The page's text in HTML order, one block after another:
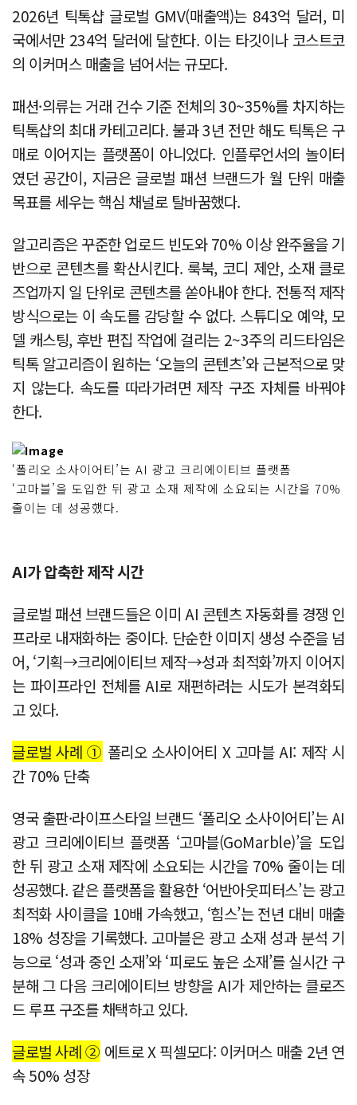
2026년 틱톡샵 글로벌 GMV(매출액)는 843억 달러, 미
국에서만 234억 달러에 달한다. 이는 타깃이나 코스트코
의 이커머스 매출을 넘어서는 규모다.
패션·의류는 거래 건수 기준 전체의 30~35%를 차지하는
틱톡샵의 최대 카테고리다. 불과 3년 전만 해도 틱톡은 구
매로 이어지는 플랫폼이 아니었다. 인플루언서의 놀이터
였던 공간이, 지금은 글로벌 패션 브랜드가 월 단위 매출
목표를 세우는 핵심 채널로 탈바꿈했다.
알고리즘은 꾸준한 업로드 빈도와 70% 이상 완주율을 기
반으로 콘텐츠를 확산시킨다. 룩북, 코디 제안, 소재 클로
즈업까지 일 단위로 콘텐츠를 쏟아내야 한다. 전통적 제작
방식으로는 이 속도를 감당할 수 없다. 스튜디오 예약, 모
델 캐스팅, 후반 편집 작업에 걸리는 2~3주의 리드타임은
틱톡 알고리즘이 원하는 ‘오늘의 콘텐츠’와 근본적으로 맞
지 않는다. 속도를 따라가려면 제작 구조 자체를 바꿔야
한다.
‘폴리오 소사이어티’는 AI 광고 크리에이티브 플랫폼
‘고마블’을 도입한 뒤 광고 소재 제작에 소요되는 시간을 70%
줄이는 데 성공했다.
AI가 압축한 제작 시간
글로벌 패션 브랜드들은 이미 AI 콘텐츠 자동화를 경쟁 인
프라로 내재화하는 중이다. 단순한 이미지 생성 수준을 넘
어, ‘기획→크리에이티브 제작→성과 최적화’까지 이어지
는 파이프라인 전체를 AI로 재편하려는 시도가 본격화되
고 있다.
글로벌 사례 ① 폴리오 소사이어티 X 고마블 AI: 제작 시
간 70% 단축
영국 출판·라이프스타일 브랜드 ‘폴리오 소사이어티’는 AI
광고 크리에이티브 플랫폼 ‘고마블(GoMarble)’을 도입
한 뒤 광고 소재 제작에 소요되는 시간을 70% 줄이는 데
성공했다. 같은 플랫폼을 활용한 ‘어반아웃피터스’는 광고
최적화 사이클을 10배 가속했고, ‘힘스’는 전년 대비 매출
18% 성장을 기록했다. 고마블은 광고 소재 성과 분석 기
능으로 ‘성과 중인 소재’와 ‘피로도 높은 소재’를 실시간 구
분해 그 다음 크리에이티브 방향을 AI가 제안하는 클로즈
드 루프 구조를 채택하고 있다.
글로벌 사례 ② 에트로 X 픽셀모다: 이커머스 매출 2년 연
속 50% 성장